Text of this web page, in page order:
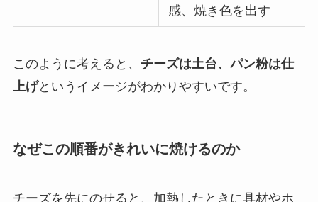
感、焼き色を出す
このように考えると、 チーズは土台、パン粉は仕
上げというイメージがわかりやすいです。
なぜこの順番がきれいに焼けるのか
チーズを先にのせると、加熱したときに具材やホ